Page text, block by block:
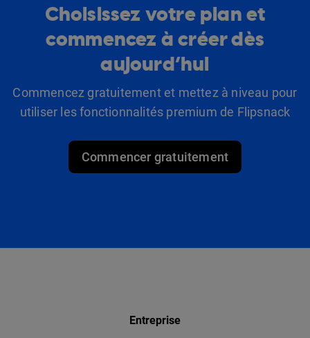
Choisissez votre plan et
commencez à créer dès
aujourd’hui
Commencez gratuitement et mettez à niveau pour
utiliser les fonctionnalités premium de Flipsnack
Commencer gratuitement
Entreprise